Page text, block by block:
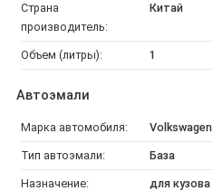
Страна
производитель:
Китай
Объем (литры): 1
Автоэмали
Марка автомобиля: Volkswagen
Тип автоэмали: База
Назначение: для кузова